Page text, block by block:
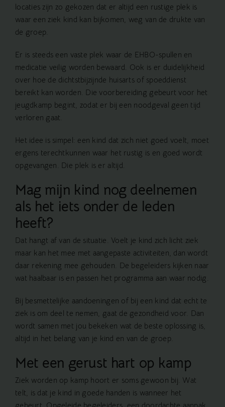
locaties zijn zo gekozen dat er altijd een rustige plek is
waar een ziek kind kan bijkomen, weg van de drukte van
de groep.
Er is steeds een vaste plek waar de EHBO-spullen en
medicatie veilig worden bewaard. Ook is er duidelijkheid
over hoe de dichtstbijzijnde huisarts of spoeddienst
bereikt kan worden. Die voorbereiding gebeurt voor het
jeugdkamp begint, zodat er bij een noodgeval geen tijd
verloren gaat.
Het idee is simpel: een kind dat zich niet goed voelt, moet
ergens terechtkunnen waar het rustig is en goed wordt
opgevangen. Die plek is er altijd.
Mag mijn kind nog deelnemen
als het iets onder de leden
heeft?
Dat hangt af van de situatie. Voelt je kind zich licht ziek
maar kan het mee met aangepaste activiteiten, dan wordt
daar rekening mee gehouden. De begeleiders kijken naar
wat haalbaar is en passen het programma aan waar nodig.
Bij besmettelijke aandoeningen of bij een kind dat echt te
ziek is om deel te nemen, gaat de gezondheid voor. Dan
wordt samen met jou bekeken wat de beste oplossing is,
altijd in het belang van je kind en van de groep.
Met een gerust hart op kamp
Ziek worden op kamp hoort er soms gewoon bij. Wat
telt, is dat je kind in goede handen is wanneer het